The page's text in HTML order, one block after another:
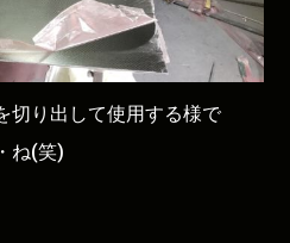
切り出して使用する様で
ね(笑)